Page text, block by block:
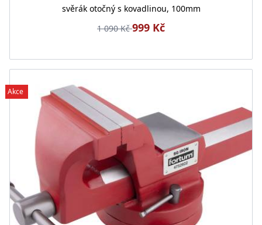
svěrák otočný s kovadlinou, 100mm
1 090 Kč999 Kč
Akce